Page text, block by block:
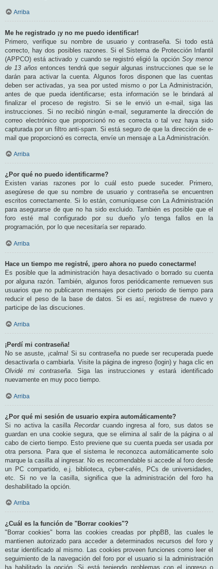
Arriba
Me he registrado ¡y no me puedo identificar!
Primero, verifique su nombre de usuario y contraseña. Si todo está
correcto, hay dos posibles razones. Si el Sistema de Protección Infantil
(APPCO) está activado y cuando se registró eligió la opción Soy menor
de 13 años entonces tendrá que seguir algunas instrucciones que se le
darán para activar la cuenta. Algunos foros disponen que las cuentas
deben ser activadas, ya sea por usted mismo o por La Administración,
antes de que pueda identificarse; esta información se le brindará al
finalizar el proceso de registro. Si se le envió un e-mail, siga las
instrucciones. Si no recibió ningún e-mail, seguramente la dirección de
correo electrónico que proporcionó no es correcta o tal vez haya sido
capturada por un filtro anti-spam. Si está seguro de que la dirección de e-
mail que proporcionó es correcta, envíe un mensaje a La Administración.
Arriba
¿Por qué no puedo identificarme?
Existen varias razones por lo cuál esto puede suceder. Primero,
asegúrese de que su nombre de usuario y contraseña se encuentren
escritos correctamente. Si lo están, comuníquese con La Administración
para asegurarse de que no ha sido excluido. También es posible que el
foro esté mal configurado por su dueño y/o tenga fallos en la
programación, por lo que necesitaría ser reparado.
Arriba
Hace un tiempo me registré, ¡pero ahora no puedo conectarme!
Es posible que la administración haya desactivado o borrado su cuenta
por alguna razón. También, algunos foros periódicamente remueven sus
usuarios que no publicaron mensajes por cierto periodo de tiempo para
reducir el peso de la base de datos. Si es así, registrese de nuevo y
participe de las discuciones.
Arriba
¡Perdí mi contraseña!
No se asuste, ¡calma! Si su contraseña no puede ser recuperada puede
desactivarla o cambiarla. Visite la página de ingreso (login) y haga clic en
Olvidé mi contraseña. Siga las instrucciones y estará identificado
nuevamente en muy poco tiempo.
Arriba
¿Por qué mi sesión de usuario expira automáticamente?
Si no activa la casilla Recordarcuando ingresa al foro, sus datos se
guardan en una cookie segura, que se elimina al salir de la página o al
cabo de cierto tiempo. Esto previene que su cuenta pueda ser usada por
otra persona. Para que el sistema le reconozca automáticamente solo
marque la casilla al ingresar. No es recomendable si accede al foro desde
un PC compartido, e.j. biblioteca, cyber-cafés, PCs de universidades,
etc. Si no ve la casilla, significa que la administración del foro ha
deshabilitado la opción.
Arriba
¿Cuál es la función de "Borrar cookies"?
"Borrar cookies" borra las cookies creadas por phpBB, las cuales le
mantienen autorizado para acceder a determinados recursos del foro y
estar identificado al mismo. Las cookies proveen funciones como leer el
seguimiento de la navegación del foro por el usuario si la administración
ha habilitado la opción. Si está teniendo problemas con el ingreso o